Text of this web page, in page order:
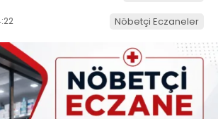
Nöbetçi Eczaneler